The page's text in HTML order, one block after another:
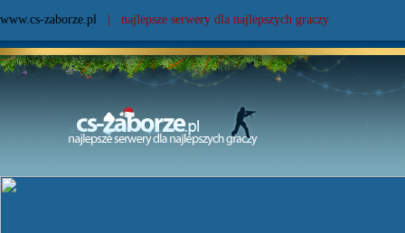
www.cs-zaborze.pl | najlepsze serwery dla najlepszych graczy